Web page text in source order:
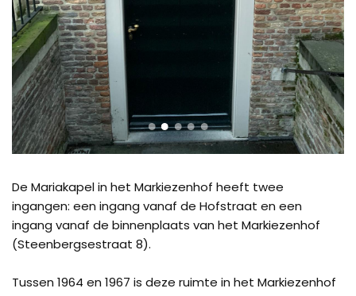
De Mariakapel in het Markiezenhof heeft twee
ingangen: een ingang vanaf de Hofstraat en een
ingang vanaf de binnenplaats van het Markiezenhof
(Steenbergsestraat 8).
Tussen 1964 en 1967 is deze ruimte in het Markiezenhof